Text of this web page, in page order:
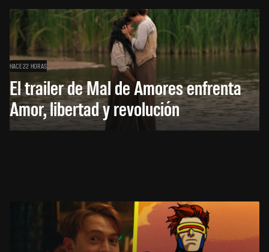
HACE 22 HORAS
El trailer de Mal de Amores enfrenta
Amor, libertad y revolución